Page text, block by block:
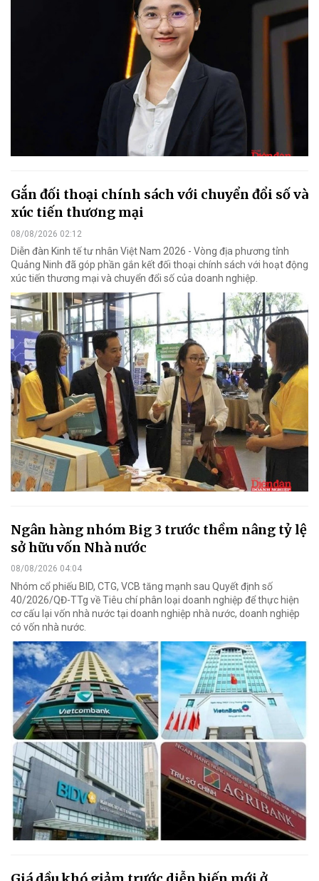
Gắn đối thoại chính sách với chuyển đổi số và
xúc tiến thương mại
08/08/2026 02:12
Diễn đàn Kinh tế tư nhân Việt Nam 2026 - Vòng địa phương tỉnh
Quảng Ninh đã góp phần gắn kết đối thoại chính sách với hoạt động
xúc tiến thương mại và chuyển đổi số của doanh nghiệp.
Ngân hàng nhóm Big 3 trước thềm nâng tỷ lệ
sở hữu vốn Nhà nước
08/08/2026 04:04
Nhóm cổ phiếu BID, CTG, VCB tăng mạnh sau Quyết định số
40/2026/QĐ-TTg về Tiêu chí phân loại doanh nghiệp để thực hiện
cơ cấu lại vốn nhà nước tại doanh nghiệp nhà nước, doanh nghiệp
có vốn nhà nước.